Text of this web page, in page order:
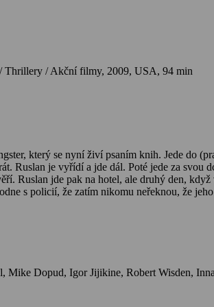
/ Akční filmy, 2009, USA, 94 min
který se nyní živí psaním knih. Jede do
Ruslan je vyřídí a jde dál. Poté jede za svou
Ruslan jde pak na hotel, ale druhý den,
s policií, že zatím nikomu neřeknou, že
říká, že se neměl vracet. Michail se
dceru. Ruslan jednoho zneškodní, ale zbytek
který opět uteče. Do klubu pak
se kterým už se utkal. Ruslan vyřídí jeho
zajme Terryho. Tam se opět spojí se